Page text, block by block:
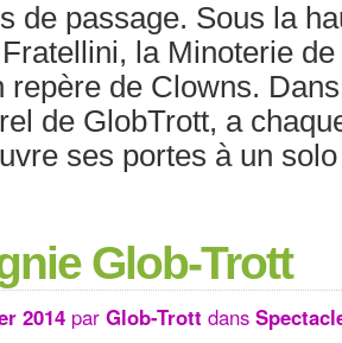
de passage. Sous la
la Minoterie
repère de Clowns. Dans
de GlobTrott, a
ses portes à un
Glob-Trott
2014 par Glob-Trott dans